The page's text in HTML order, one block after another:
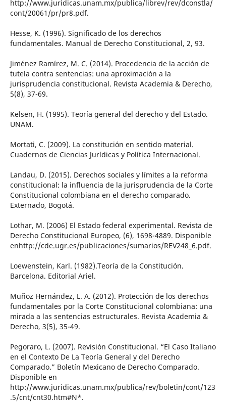
http://www.juridicas.unam.mx/publica/librev/rev/dconstla/
cont/20061/pr/pr8.pdf.
Hesse, K. (1996). Significado de los derechos
fundamentales. Manual de Derecho Constitucional, 2, 93.
Jiménez Ramírez, M. C. (2014). Procedencia de la acción de
tutela contra sentencias: una aproximación a la
jurisprudencia constitucional. Revista Academia & Derecho,
5(8), 37-69.
Kelsen, H. (1995). Teoría general del derecho y del Estado.
UNAM.
Mortati, C. (2009). La constitución en sentido material.
Cuadernos de Ciencias Jurídicas y Política Internacional.
Landau, D. (2015). Derechos sociales y límites a la reforma
constitucional: la influencia de la jurisprudencia de la Corte
Constitucional colombiana en el derecho comparado.
Externado, Bogotá.
Lothar, M. (2006) El Estado federal experimental. Revista de
Derecho Constitucional Europeo, (6), 1698-4889. Disponible
enhttp://cde.ugr.es/publicaciones/sumarios/REV248_6.pdf.
Loewenstein, Karl. (1982).Teoría de la Constitución.
Barcelona. Editorial Ariel.
Muñoz Hernández, L. A. (2012). Protección de los derechos
fundamentales por la Corte Constitucional colombiana: una
mirada a las sentencias estructurales. Revista Academia &
Derecho, 3(5), 35-49.
Pegoraro, L. (2007). Revisión Constitucional. “El Caso Italiano
en el Contexto De La Teoría General y del Derecho
Comparado.” Boletín Mexicano de Derecho Comparado.
Disponible en
http://www.juridicas.unam.mx/publica/rev/boletin/cont/123
.5/cnt/cnt30.htm#N*.